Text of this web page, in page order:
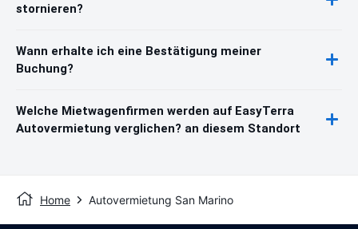
stornieren?
Wann erhalte ich eine Bestätigung meiner
Buchung?
Welche Mietwagenfirmen werden auf EasyTerra
Autovermietung verglichen? an diesem Standort
Home Autovermietung San Marino